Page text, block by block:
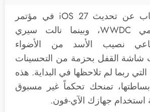
كشفت آبل النقاب عن تحديث iOS 27 في مؤتمر
المطورين العالمي WWDC، وبينما نالت سيري
نصيب الأسد من الأضواء
شاشة القفل بحزمة من التحسينات
ربما لم تلاحظها في البداية. هذه
بساطتها، تمنحك تحكماً غير مسبوق
جهازك الآي-فون.